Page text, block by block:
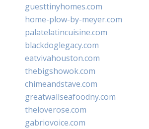
guesttinyhomes.com
home-plow-by-meyer.com
palatelatincuisine.com
blackdoglegacy.com
eatvivahouston.com
thebigshowok.com
chimeandstave.com
greatwallseafoodny.com
theloverose.com
gabriovoice.com